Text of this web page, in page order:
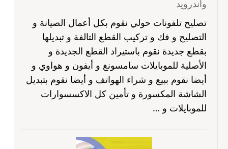
واندرويد
تصليح تلفونات حولي نقوم بكل أعمال الصيانة و
التصليح و فك و تركيب القطع التالفة و تبديلها
بقطع جديدة نقوم باستيراد القطع الجديدة و
الأصلية للموبايلات سامسونغ و أيفون و هواوي و
أيضا نقوم ببيع و شراء الهواتف و أيضا نقوم بتبديل
الشاشة المكسورة و تأمين كل الاكسسوارات
للموبايلات و …